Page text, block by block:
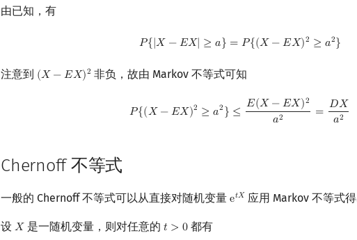
由已知，有
𝑃{|𝑋 −𝐸𝑋| ≥ 𝑎} = 𝑃{(𝑋 −𝐸𝑋)2 ≥ 𝑎2}
P {|X− EX |≥a }= P{(X−EX)2 ≥a2}
注意到 (𝑋 −𝐸𝑋)2
(X− EX )2 非负，故由 Markov 不等式可知
𝑃{(𝑋 −𝐸𝑋)2 ≥ 𝑎2} ≤ 𝐸(𝑋 −𝐸𝑋)2
𝑎2 = 𝐷𝑋
𝑎2
E X 2} X−EX) 2a 2=DXa
Chernoff 不等式
一般的 Chernoff 不等式可以从直接对随机变量 e𝑡𝑋
etX 应用 Markov 不等式得
设 𝑋
X 是一随机变量，则对任意的 𝑡 > 0
t >0 都有